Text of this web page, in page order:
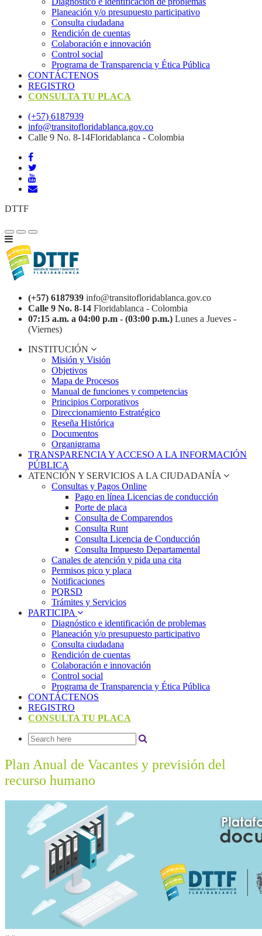
Planeación y/o presupuesto participativo​
Consulta ciudadana
Rendición de cuentas
Colaboración e innovación
Control social
Programa de Transparencia y Ética Pública
CONTÁCTENOS
REGISTRO
CONSULTA TU PLACA
(+57) 6187939
info@transitofloridablanca.gov.co
Calle 9 No. 8-14Floridablanca - Colombia
DTTF
(+57) 6187939 info@transitofloridablanca.gov.co
Calle 9 No. 8-14 Floridablanca - Colombia
07:15 a.m. a 04:00 p.m - (03:00 p.m.) Lunes a Jueves -
(Viernes)
INSTITUCIÓN
Misión y Visión
Objetivos
Mapa de Procesos
Manual de funciones y competencias
Principios Corporativos
Direccionamiento Estratégico
Reseña Histórica
Documentos
Organigrama
TRANSPARENCIA Y ACCESO A LA INFORMACIÓN
PÚBLICA
ATENCIÓN Y SERVICIOS A LA CIUDADANÍA
Consultas y Pagos Online
Pago en línea Licencias de conducción
Porte de placa
Consulta de Comparendos
Consulta Runt
Consulta Licencia de Conducción
Consulta Impuesto Departamental
Canales de atención y pida una cita
Permisos pico y placa
Notificaciones
PQRSD
Trámites y Servicios
PARTICIPA
Diagnóstico e identificación de problemas
Planeación y/o presupuesto participativo​
Consulta ciudadana
Rendición de cuentas
Colaboración e innovación
Control social
Programa de Transparencia y Ética Pública
CONTÁCTENOS
REGISTRO
CONSULTA TU PLACA
Plan Anual de Vacantes y previsión del
recurso humano